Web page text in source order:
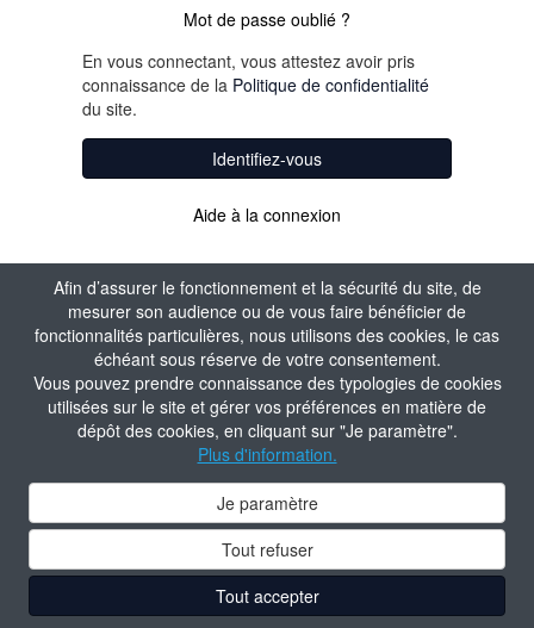
Afin d’assurer le fonctionnement et la sécurité du site, de
mesurer son audience ou de vous faire bénéficier de
fonctionnalités particulières, nous utilisons des cookies, le cas
échéant sous réserve de votre consentement.
Vous pouvez prendre connaissance des typologies de cookies
utilisées sur le site et gérer vos préférences en matière de
dépôt des cookies, en cliquant sur "Je paramètre".
Plus d'information.
Je paramètre
Tout refuser
Tout accepter
Mot de passe oublié ?
En vous connectant, vous attestez avoir pris
connaissance de la Politique de confidentialité
du site.
Identifiez-vous
Aide à la connexion